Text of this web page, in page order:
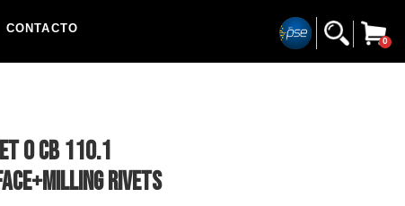
0
CONTACTO
0 CB 110.1
RIVETS